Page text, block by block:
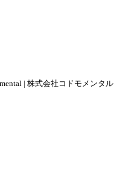
| 株式会社コドモメンタル